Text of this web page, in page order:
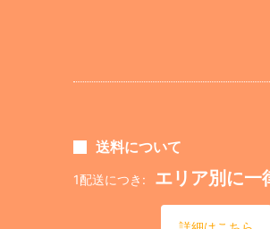
送料について
1配送につき: エリア別に一